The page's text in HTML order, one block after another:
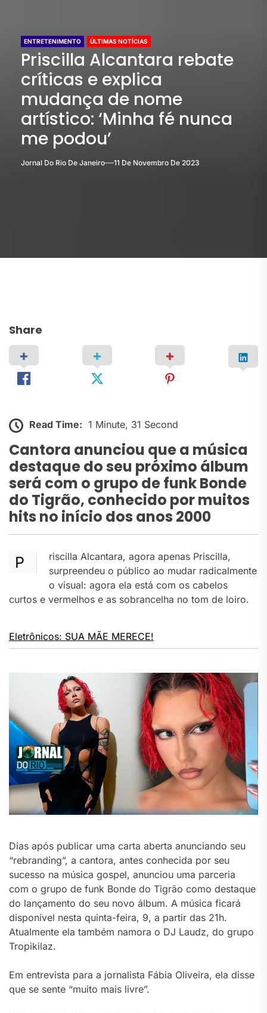
ENTRETENIMENTO ÚLTIMAS NOTÍCIAS
Priscilla Alcantara rebate
críticas e explica
mudança de nome
artístico: ‘Minha fé nunca
me podou’
Jornal Do Rio De Janeiro 11 De Novembro De 2023
Share
Read Time: 1 Minute, 31 Second
Cantora anunciou que a música
destaque do seu próximo álbum
será com o grupo de funk Bonde
do Tigrão, conhecido por muitos
hits no início dos anos 2000
P
riscilla Alcantara, agora apenas Priscilla,
surpreendeu o público ao mudar radicalmente
o visual: agora ela está com os cabelos
curtos e vermelhos e as sobrancelha no tom de loiro.
Eletrônicos: SUA MÃE MERECE!
Dias após publicar uma carta aberta anunciando seu
“rebranding”, a cantora, antes conhecida por seu
sucesso na música gospel, anunciou uma parceria
com o grupo de funk Bonde do Tigrão como destaque
do lançamento do seu novo álbum. A música ficará
disponível nesta quinta-feira, 9, a partir das 21h.
Atualmente ela também namora o DJ Laudz, do grupo
Tropikilaz.
Em entrevista para a jornalista Fábia Oliveira, ela disse
que se sente “muito mais livre”.